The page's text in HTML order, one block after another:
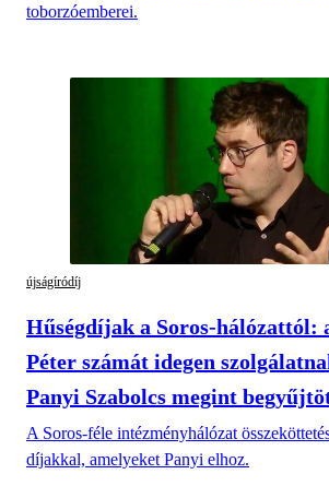
toborzóemberei.
újságíródíj
Hűségdíjak a Soros-hálózattól:
Péter számát idegen
Panyi Szabolcs megint
A Soros-féle intézményhálózat
díjakkal, amelyeket Panyi elhoz.